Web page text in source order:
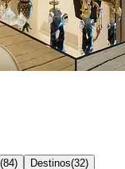
(84) Destinos(32)